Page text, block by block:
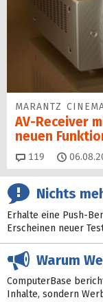
MARANTZ
AV-Receiver
neuen
119 Kommentare
Nichts
Erhalte eine Push-
Erscheinen neuer
Warum
ComputerBase
Inhalte, sondern